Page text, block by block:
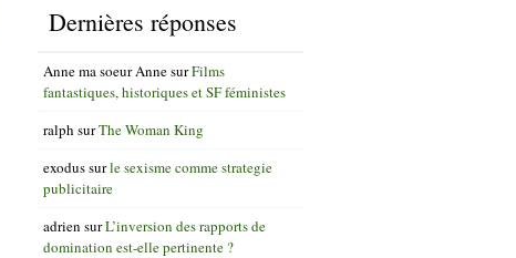
Dernières réponses
Anne ma soeur AnnesurFilms
fantastiques, historiques et SF féministes
ralph surThe Woman King
exodussurle sexisme comme strategie
publicitaire
adrien surL’inversion des rapports de
domination est-elle pertinente ?